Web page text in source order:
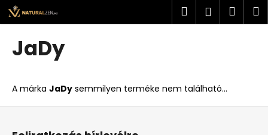
Ugrás
fő
tartalomhoz
Keresés
JaDy
A márka JaDy semmilyen terméke nem található...
K
o
i
t
k
e
L